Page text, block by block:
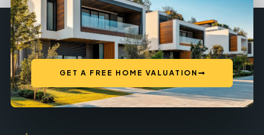
GET A FREE HOME VALUATION